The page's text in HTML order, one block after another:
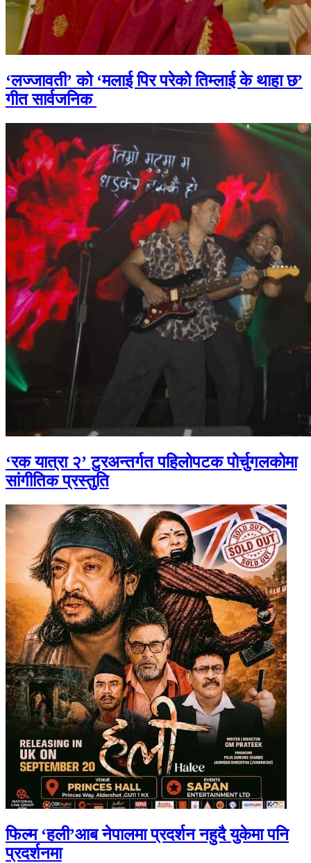
‘लज्जावती’ को ‘मलाई पिर परेको तिम्लाई के थाहा छ’
गीत सार्वजनिक
‘रक यात्रा २’ टुरअन्तर्गत पहिलोपटक पोर्चुगलकोमा
सांगीतिक प्रस्तुति
फिल्म ‘हली’आब नेपालमा प्रदर्शन नहुदै युकेमा पनि
प्रदर्शनमा